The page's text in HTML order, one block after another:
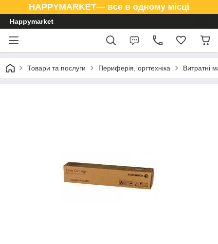
HAPPYMARKET— все в одному місці
Happymarket
Товари та послуги Периферія, оргтехніка Витратні